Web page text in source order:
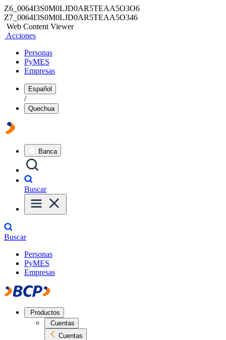
Z6_0064I3S0M0LJD0AR5TEAA5O3O6
Z7_0064I3S0M0LJD0AR5TEAA5O346
Web Content Viewer
Acciones
Personas
PyMES
Empresas
Español
/
Quechua
Banca
Buscar
Buscar
Personas
PyMES
Empresas
Productos
Cuentas
Cuentas